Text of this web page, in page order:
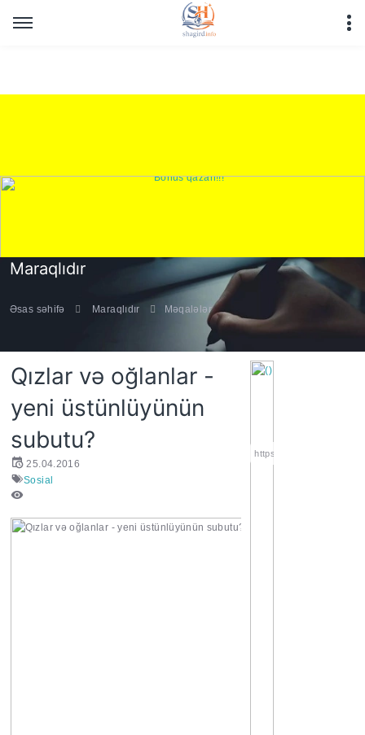
Warning
: Undefined array key "HTTP_REFERER" in
/home/shagirdinfo/public_html/articles/article_main_file.php
Maraqlıdır
Əsas səhifə Maraqlıdır Məqalələr
Qızlar və oğlanlar -
yeni üstünlüyünün
subutu?
25.04.2016
Sosial
https://wa.me/